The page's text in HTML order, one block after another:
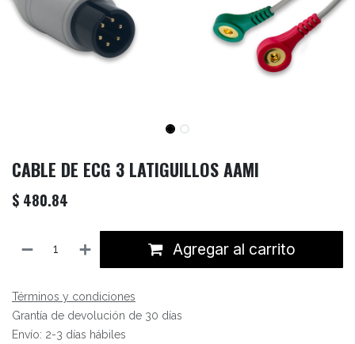
CABLE DE ECG 3 LATIGUILLOS AAMI
$ 480.84
Agregar al carrito
Términos y condiciones
Grantía de devolución de 30 días
Envío: 2-3 días hábiles